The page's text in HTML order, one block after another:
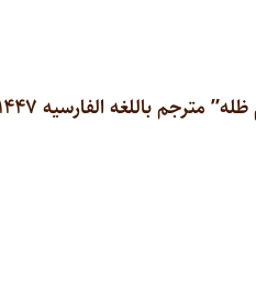
باللغه الفارسیه ۱۴۴۷